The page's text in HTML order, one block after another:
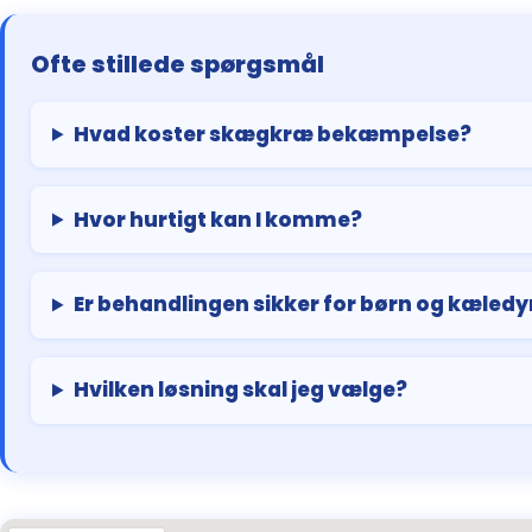
Ofte stillede spørgsmål
Hvad koster skægkræ bekæmpelse?
Hvor hurtigt kan I komme?
Er behandlingen sikker for børn og
Hvilken løsning skal jeg vælge?